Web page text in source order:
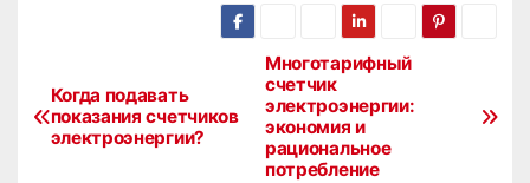
Н
а
Многотарифный
счетчик
электроэнергии:
экономия и
рациональное
потребление
Когда подавать
показания счетчиков
электроэнергии?